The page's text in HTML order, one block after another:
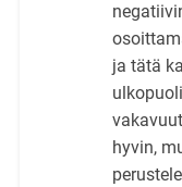
ja tätä
hyvin,